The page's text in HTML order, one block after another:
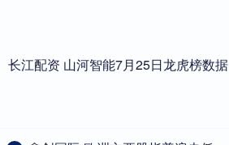
长江配资 山河智能7月25日龙虎榜数据